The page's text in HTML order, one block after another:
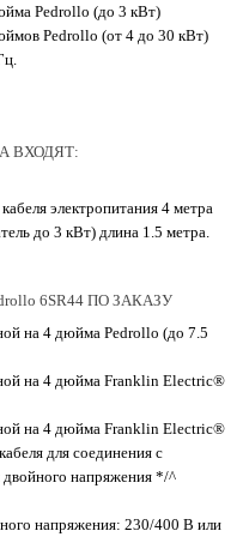
Pedrollo (до 3 кВт)
Pedrollo (от 4 до 30 кВт)
ВХОДЯТ:
электропитания 4 метра
до 3 кВт) длина 1.5 метра.
6SR44 ПО ЗАКАЗУ
на 4 дюйма Pedrollo (до 7.5
на 4 дюйма Franklin Electric®
на 4 дюйма Franklin Electric®
для соединения с
напряжения */^
напряжения: 230/400 В или